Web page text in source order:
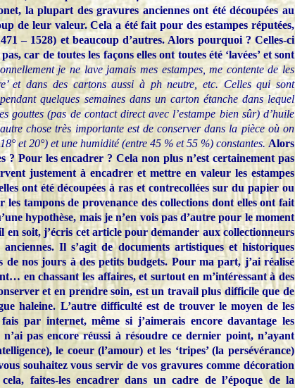
la plupart des gravures anciennes ont été découpées au
de leur valeur. Cela a été fait pour des estampes réputées,
– 1528) et beaucoup d’autres. Alors pourquoi ? Celles-ci
car de toutes les façons elles ont toutes été ‘lavées’ et sont
je ne lave jamais mes estampes, me contente de les
et dans des cartons aussi à ph neutre, etc. Celles qui sont
quelques semaines dans un carton étanche dans lequel
gouttes (pas de contact direct avec l’estampe bien sûr) d’huile
chose très importante est de conserver dans la pièce où on
et 20°) et une humidité (entre 45 % et 55 %) constantes.Alors
? Pour les encadrer ? Cela non plus n’est certainement pas
justement à encadrer et mettre en valeur les estampes
ont été découpées à ras et contrecollées sur du papier ou
les tampons de provenance des collections dont elles ont fait
hypothèse, mais je n’en vois pas d’autre pour le moment
soit, j’écris cet article pour demander aux collectionneurs
Il s’agit de documents artistiques et historiques
de nos jours à des petits budgets. Pour ma part, j’ai réalisé
en chassant les affaires, et surtout en m’intéressant à des
et en prendre soin, est un travail plus difficile que de
haleine. L’autre difficulté est de trouver le moyen de les
par internet, même si j’aimerais encore davantage les
pas encore réussi à résoudre ce dernier point, n’ayant
le coeur (l’amour) et les ‘tripes’ (la persévérance)
souhaitez vous servir de vos gravures comme décoration
faites-les encadrer dans un cadre de l’époque de la